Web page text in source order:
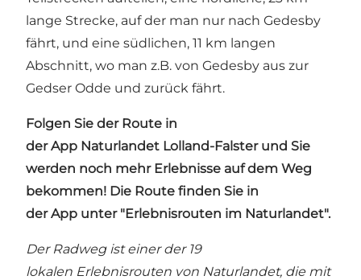
lange Strecke, auf der man nur nach Gedesby
fährt, und eine südlichen, 11 km langen
Abschnitt, wo man z.B. von Gedesby aus zur
Gedser Odde und zurück fährt.
Folgen Sie der Route in
derApp Naturlandet Lolland-Falsterund Sie
werden noch mehr Erlebnisse auf dem Weg
bekommen! Die Route finden Sie in
der App unter "Erlebnisrouten im Naturlandet".
Der Radweg ist einer der 19
lokalen Erlebnisrouten von Naturlandet, die mit